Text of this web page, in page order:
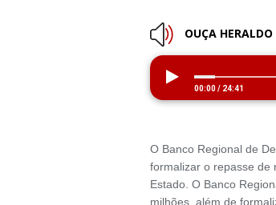
OUÇA
00:00/ 24:41
O Banco Regional de
formalizar o repasse de
Estado. O Banco
milhões, além de